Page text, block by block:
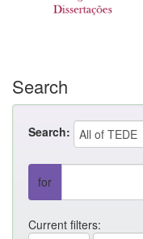
Search
Search:
for
Current filters: